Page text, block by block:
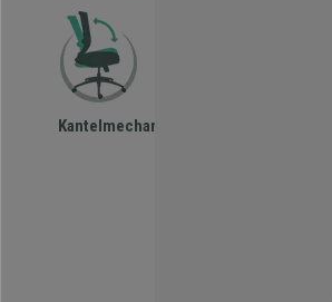
Kantelmechanisme